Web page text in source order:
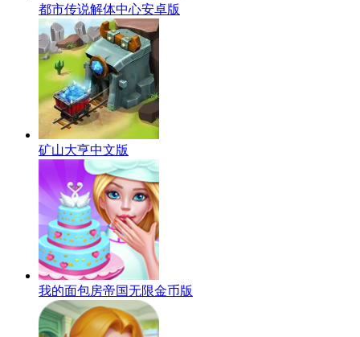
都市传说解体中心安卓版
矿山大亨中文版
我的面包房帝国无限金币版